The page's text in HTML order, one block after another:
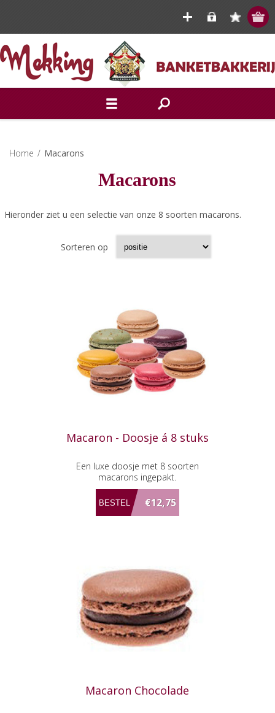
Home / Macarons
Macarons
Hieronder ziet u een selectie van onze 8 soorten macarons.
Sorteren op
Macaron - Doosje á 8 stuks
Een luxe doosje met 8 soorten
macarons ingepakt.
€12,75
Macaron Chocolade